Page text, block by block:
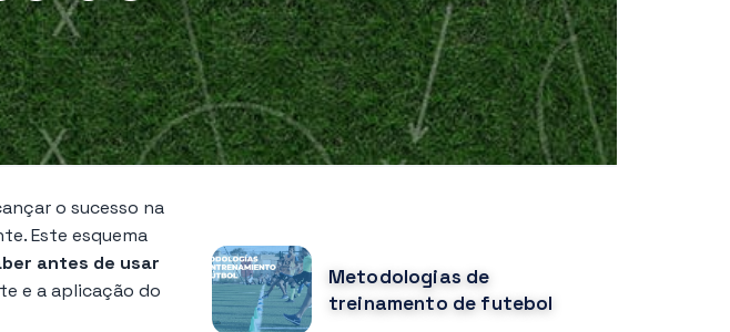
o sucesso na
Este esquema
antes de usar
e a aplicação do
Metodologias de
treinamento de futebol